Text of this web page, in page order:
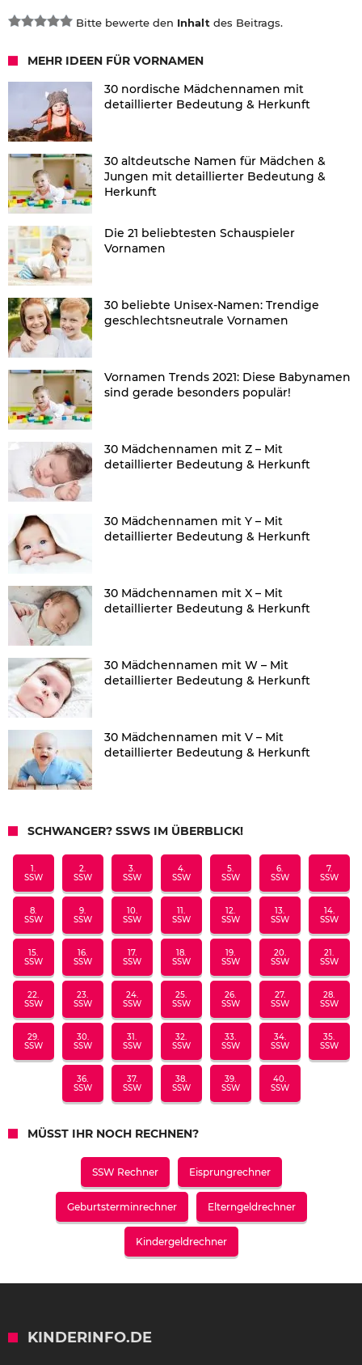
Bitte bewerte den Inhalt des Beitrags.
MEHR IDEEN FÜR VORNAMEN
30 nordische Mädchennamen mit
detaillierter Bedeutung & Herkunft
30 altdeutsche Namen für Mädchen &
Jungen mit detaillierter Bedeutung &
Herkunft
Die 21 beliebtesten Schauspieler
Vornamen
30 beliebte Unisex-Namen: Trendige
geschlechtsneutrale Vornamen
Vornamen Trends 2021: Diese Babynamen
sind gerade besonders populär!
30 Mädchennamen mit Z – Mit
detaillierter Bedeutung & Herkunft
30 Mädchennamen mit Y – Mit
detaillierter Bedeutung & Herkunft
30 Mädchennamen mit X – Mit
detaillierter Bedeutung & Herkunft
30 Mädchennamen mit W – Mit
detaillierter Bedeutung & Herkunft
30 Mädchennamen mit V – Mit
detaillierter Bedeutung & Herkunft
SCHWANGER? SSWS IM ÜBERBLICK!
1.
SSW
2.
SSW
3.
SSW
4.
SSW
5.
SSW
6.
SSW
7.
SSW
8.
SSW
9.
SSW
10.
SSW
11.
SSW
12.
SSW
13.
SSW
14.
SSW
15.
SSW
16.
SSW
17.
SSW
18.
SSW
19.
SSW
20.
SSW
21.
SSW
22.
SSW
23.
SSW
24.
SSW
25.
SSW
26.
SSW
27.
SSW
28.
SSW
29.
SSW
30.
SSW
31.
SSW
32.
SSW
33.
SSW
34.
SSW
35.
SSW
36.
SSW
37.
SSW
38.
SSW
39.
SSW
40.
SSW
MÜSST IHR NOCH RECHNEN?
SSW Rechner Eisprungrechner
Geburtsterminrechner Elterngeldrechner
Kindergeldrechner
KINDERINFO.DE